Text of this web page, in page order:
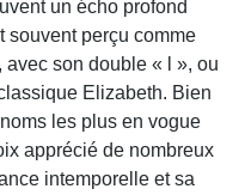
un écho profond
souvent perçu comme
son double « l », ou
Elizabeth. Bien
les plus en vogue
apprécié de nombreux
intemporelle et sa